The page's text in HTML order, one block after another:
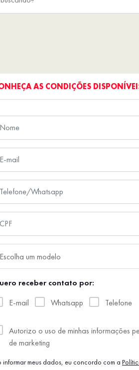
AS CONDIÇÕES
Escolha um modelo
receber contato por:
E-mail
Whatsapp Telefone
Autorizo o uso de minhas informações
de marketing
informar meus dados, eu concordo com a